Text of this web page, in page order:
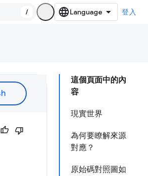
/ 登入
這個頁面中的內
容
現實世界
為何要瞭解來源
對應？
原始碼對照圖如